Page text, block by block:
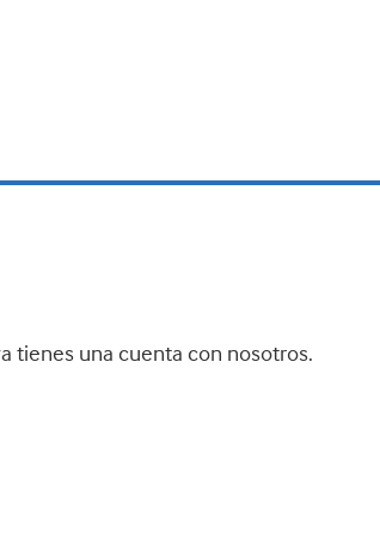
tienes una cuenta con nosotros.